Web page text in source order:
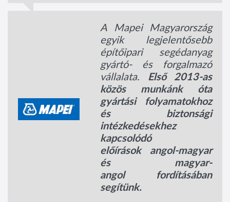
A Mapei Magyarország
egyik legjelentősebb
építőipari segédanyag
gyártó- és forgalmazó
vállalata.
Első 2013-as
közös munkánk óta
gyártási folyamatokhoz
és biztonsági
intézkedésekhez
kapcsolódó
előírások angol-magyar
és magyar-
angol fordításában
segítünk.